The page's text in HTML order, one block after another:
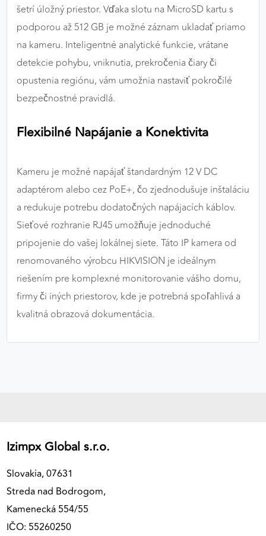
šetrí úložný priestor. Vďaka slotu na MicroSD kartu s
podporou až 512 GB je možné záznam ukladať priamo
na kameru. Inteligentné analytické funkcie, vrátane
detekcie pohybu, vniknutia, prekročenia čiary či
opustenia regiónu, vám umožnia nastaviť pokročilé
bezpečnostné pravidlá.
Flexibilné Napájanie a Konektivita
Kameru je možné napájať štandardným 12 V DC
adaptérom alebo cez PoE+, čo zjednodušuje inštaláciu
a redukuje potrebu dodatočných napájacích káblov.
Sieťové rozhranie RJ45 umožňuje jednoduché
pripojenie do vašej lokálnej siete. Táto IP kamera od
renomovaného výrobcu HIKVISION je ideálnym
riešením pre komplexné monitorovanie vášho domu,
firmy či iných priestorov, kde je potrebná spoľahlivá a
kvalitná obrazová dokumentácia.
Izimpx Global s.r.o.
Slovakia, 07631
Streda nad Bodrogom,
Kamenecká 554/55
IČO: 55260250